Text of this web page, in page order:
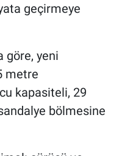
geçirmeye
göre, yeni
metre
kapasiteli, 29
bölmesine